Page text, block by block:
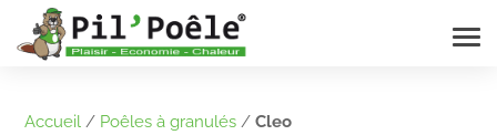
Accueil / Poêles à granulés /Cleo